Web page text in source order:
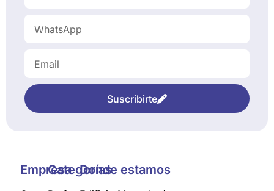
Suscribirte
EmpresaCategoríasDonde estamos